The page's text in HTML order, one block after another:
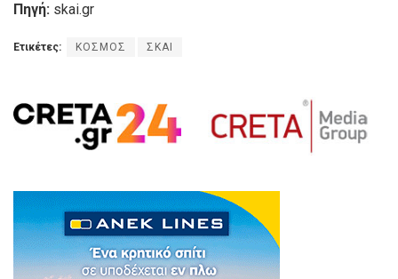
Πηγή: skai.gr
Ετικέτες: ΚΟΣΜΟΣ ΣΚΑΙ